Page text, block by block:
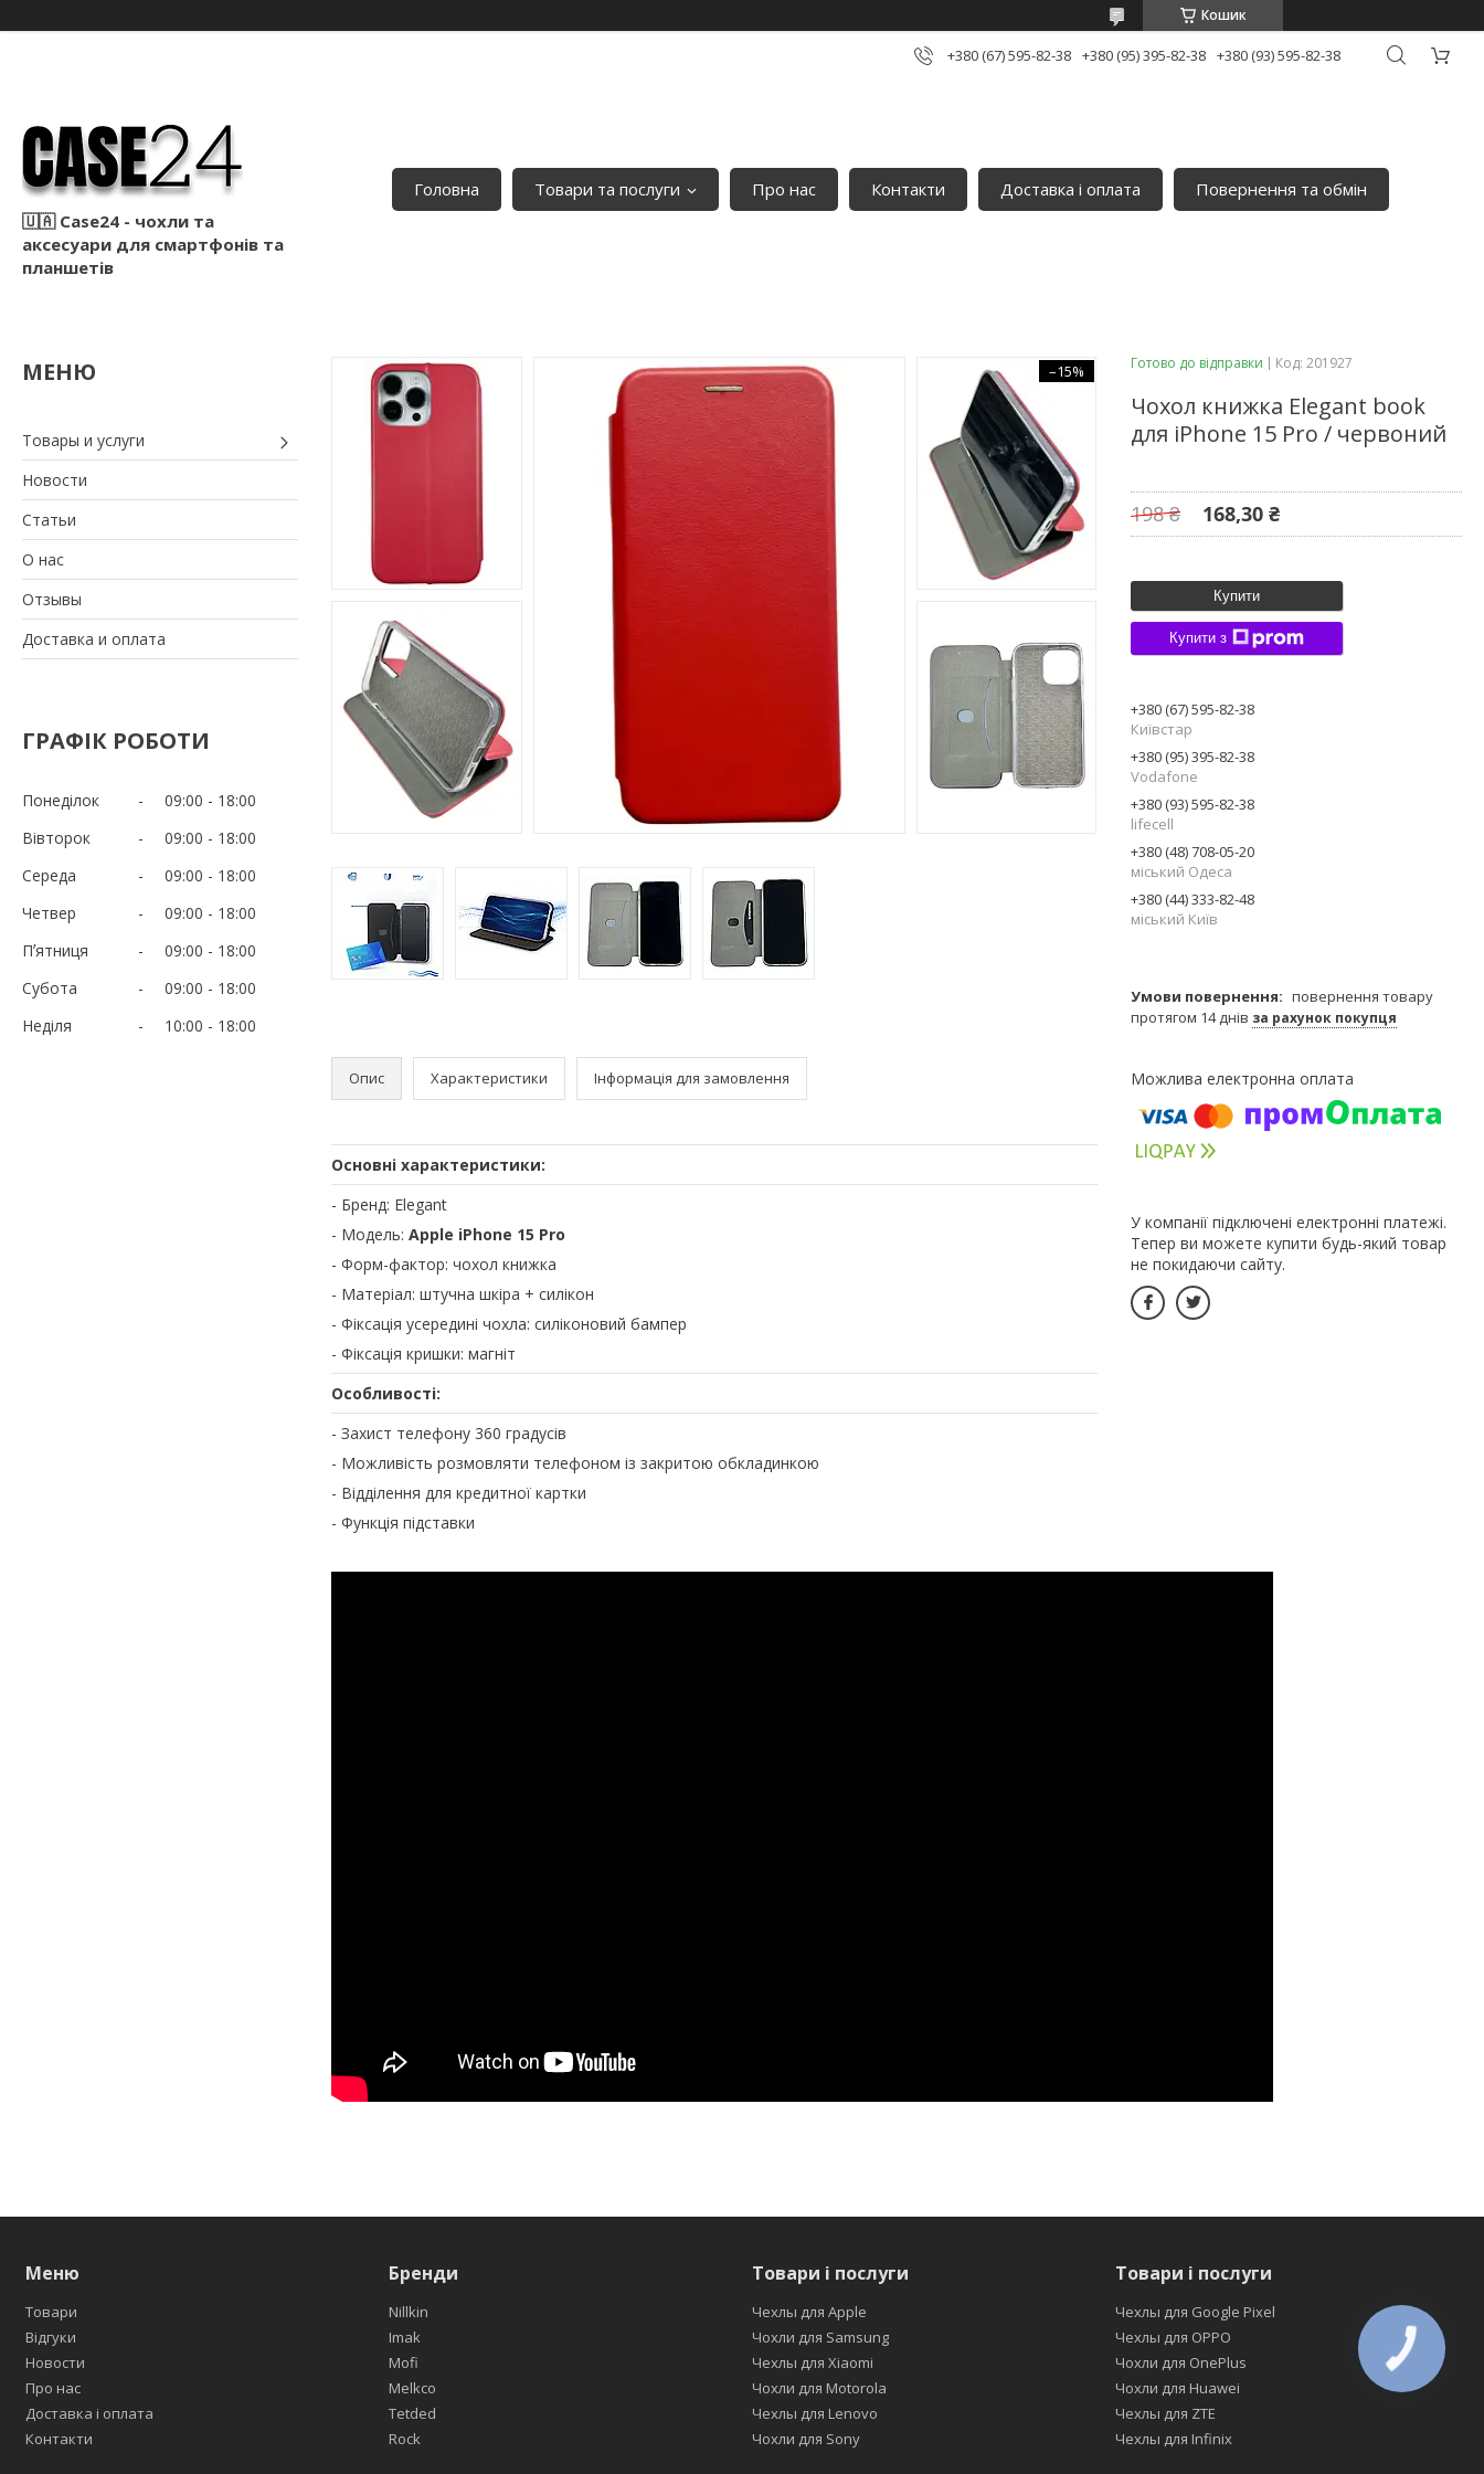
Кошик
+380 (67) 595-82-38 +380 (95) 395-82-38 +380 (93) 595-82-38
🇺🇦 Case24 - чохли та
аксесуари для смартфонів та
планшетів
Головна Товари та послуги Про нас Контакти Доставка і оплата Повернення та обмін
Товары и услуги
Новости
Статьи
О нас
Отзывы
Доставка и оплата
ГРАФІК РОБОТИ
Понеділок 09:00
18:00
Вівторок
09:00
18:00
Середа
09:00
18:00
Четвер
09:00
18:00
Пʼятниця
09:00
18:00
Субота
09:00
18:00
Неділя
10:00 18:00
–15%
Опис Характеристики Інформація для замовлення
Основні характеристики:
- Бренд: Elegant
- Модель: Apple iPhone 15 Pro
- Форм-фактор: чохол книжка
- Матеріал: штучна шкіра + силікон
- Фіксація усередині чохла: силіконовий бампер
- Фіксація кришки: магніт
Особливості:
- Захист телефону 360 градусів
- Можливість розмовляти телефоном із закритою обкладинкою
- Відділення для кредитної картки
- Функція підставки
Готово до відправки Код: 201927
Чохол книжка Elegant book
для iPhone 15 Pro / червоний
198 ₴ 168,30 ₴
Купити
Купити з
+380 (67) 595-82-38
Київстар
+380 (95) 395-82-38
Vodafone
+380 (93) 595-82-38
lifecell
+380 (48) 708-05-20
міський Одеса
+380 (44) 333-82-48
міський Київ
повернення товару
протягом 14 днів за рахунок покупця
У компанії підключені електронні платежі.
Тепер ви можете купити будь-який товар
не покидаючи сайту.
Меню
Товари
Відгуки
Новости
Про нас
Доставка і оплата
Контакти
Бренди
Nillkin
Imak
Mofi
Melkco
Tetded
Rock
Товари і послуги
Чехлы для Apple
Чохли для Samsung
Чехлы для Xiaomi
Чохли для Motorola
Чехлы для Lenovo
Чохли для Sony
Товари і послуги
Чехлы для Google Pixel
Чехлы для OPPO
Чохли для OnePlus
Чохли для Huawei
Чехлы для ZTE
Чехлы для Infinix